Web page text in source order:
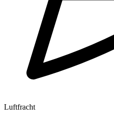
Luftfracht